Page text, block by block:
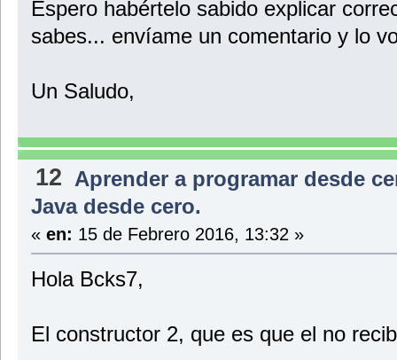
Espero habértelo sabido explicar
sabes... envíame un comentario y lo
Un Saludo,
12 Aprender a programar desde
Java desde cero.
« en: 15 de Febrero 2016, 13:32 »
Hola Bcks7,
El constructor 2, que es que el no